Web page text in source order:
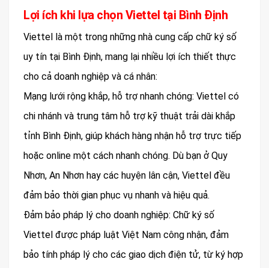
Lợi ích khi lựa chọn Viettel tại Bình Định
Viettel là một trong những nhà cung cấp chữ ký số
uy tín tại Bình Định, mang lại nhiều lợi ích thiết thực
cho cả doanh nghiệp và cá nhân:
Mạng lưới rộng khắp, hỗ trợ nhanh chóng: Viettel có
chi nhánh và trung tâm hỗ trợ kỹ thuật trải dài khắp
tỉnh Bình Định, giúp khách hàng nhận hỗ trợ trực tiếp
hoặc online một cách nhanh chóng. Dù bạn ở Quy
Nhơn, An Nhơn hay các huyện lân cận, Viettel đều
đảm bảo thời gian phục vụ nhanh và hiệu quả.
Đảm bảo pháp lý cho doanh nghiệp: Chữ ký số
Viettel được pháp luật Việt Nam công nhận, đảm
bảo tính pháp lý cho các giao dịch điện tử, từ ký hợp